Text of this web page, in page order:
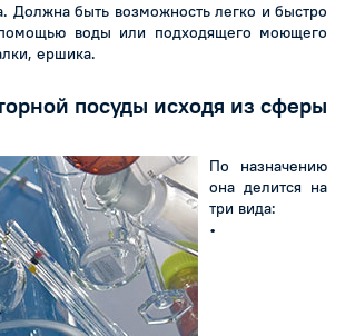
Должна быть возможность легко и быстро
воды или подходящего моющего
ершика.
посуды исходя из сферы
По назначению
она делится на
три вида:
•